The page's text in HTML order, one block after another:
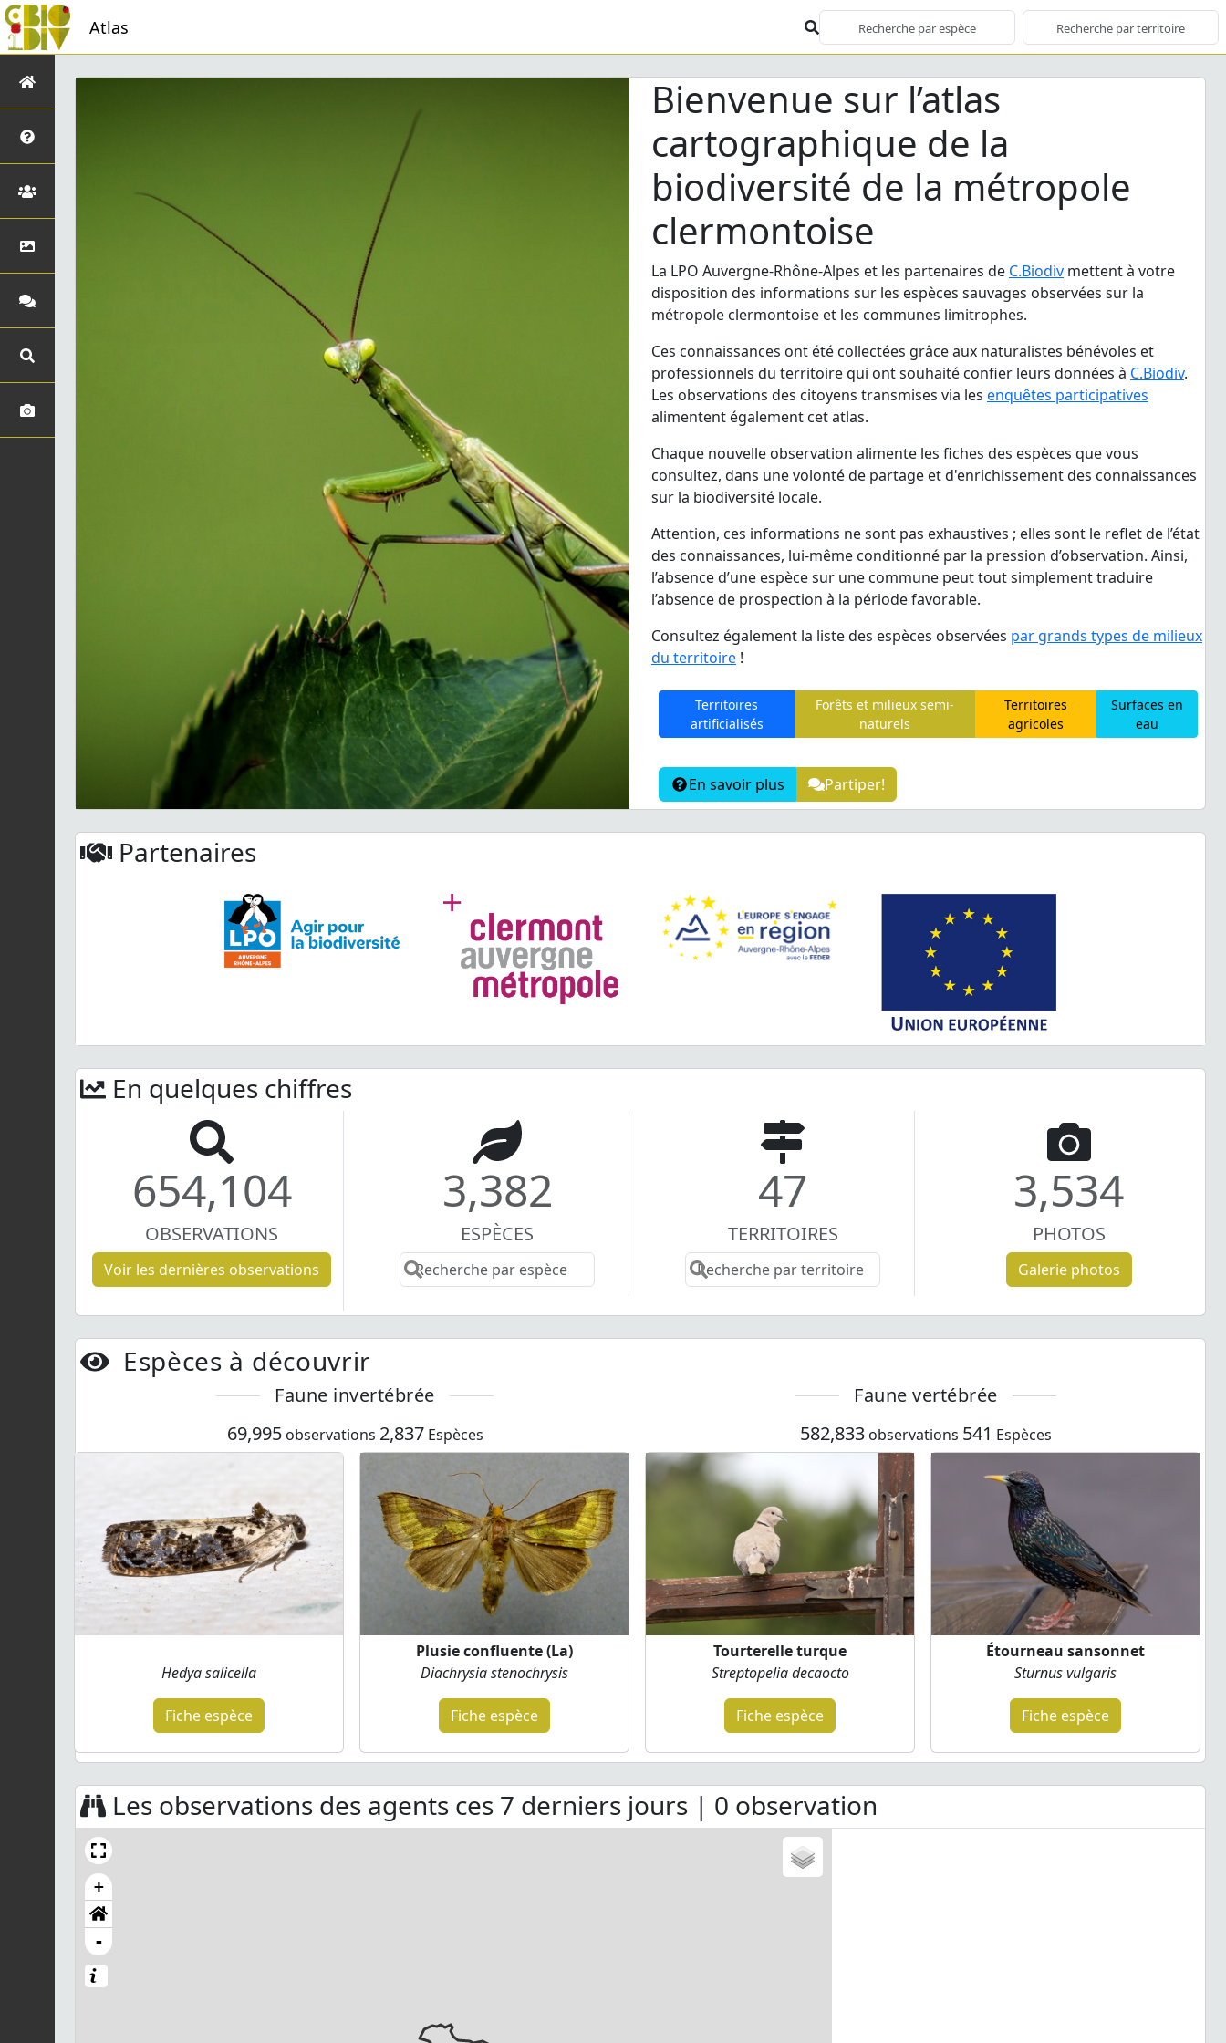
Atlas
Bienvenue sur l’atlas
cartographique de la
biodiversité de la métropole
clermontoise
La LPO Auvergne-Rhône-Alpes et les partenaires de C.Biodiv mettent à votre
disposition des informations sur les espèces sauvages observées sur la
métropole clermontoise et les communes limitrophes.
Ces connaissances ont été collectées grâce aux naturalistes bénévoles et
professionnels du territoire qui ont souhaité confier leurs données à C.Biodiv.
Les observations des citoyens transmises via les enquêtes participatives
alimentent également cet atlas.
Chaque nouvelle observation alimente les fiches des espèces que vous
consultez, dans une volonté de partage et d'enrichissement des connaissances
sur la biodiversité locale.
Attention, ces informations ne sont pas exhaustives ; elles sont le reflet de l’état
des connaissances, lui-même conditionné par la pression d’observation. Ainsi,
l’absence d’une espèce sur une commune peut tout simplement traduire
l’absence de prospection à la période favorable.
Consultez également la liste des espèces observées par grands types de milieux
du territoire !
Territoires
artificialisés
Forêts et milieux semi-
naturels
Territoires
agricoles
Surfaces en
eau
En savoir plus Partiper!
Partenaires
En quelques chiffres
654,104
OBSERVATIONS
Voir les dernières observations
3,382
ESPÈCES
47
TERRITOIRES
3,534
PHOTOS
Galerie photos
Espèces à découvrir
Faune invertébrée
69,995observations 2,837Espèces
Hedya salicella
Fiche espèce
Plusie confluente (La)
Diachrysia stenochrysis
Fiche espèce
Faune vertébrée
582,833 observations 541 Espèces
Tourterelle turque
Streptopelia decaocto
Fiche espèce
Étourneau sansonnet
Sturnus vulgaris
Fiche espèce
Les observations des agents ces 7 derniers jours | 0 observation
+
-